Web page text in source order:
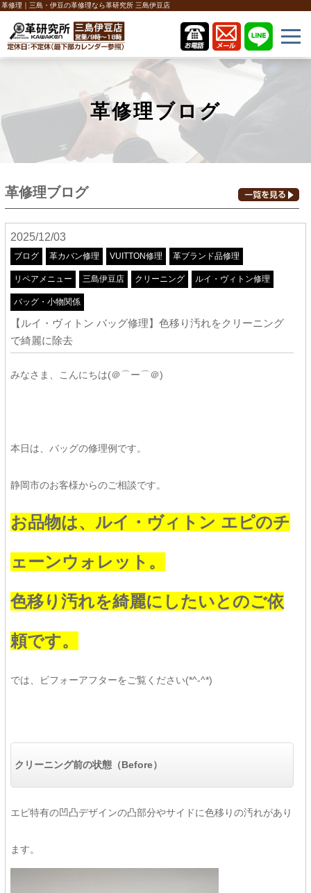
革修理｜三島・伊豆の革修理なら革研究所 三島伊豆店
革修理ブログ
革修理ブログ
2025/12/03
ブログ 革カバン修理 VUITTON修理 革ブランド品修理
リペアメニュー 三島伊豆店 クリーニング ルイ・ヴィトン修理
バッグ・小物関係
【ルイ・ヴィトン バッグ修理】色移り汚れをクリーニング
で綺麗に除去
みなさま、こんにちは(＠⌒ー⌒＠)
本日は、バッグの修理例です。
静岡市のお客様からのご相談です。
お品物は、ルイ・ヴィトン エピのチ
ェーンウォレット。
色移り汚れを綺麗にしたいとのご依
頼です。
では、ビフォーアフターをご覧ください(*^-^*)
クリーニング前の状態（Before）
エピ特有の凹凸デザインの凸部分やサイドに色移りの汚れがあり
ます。